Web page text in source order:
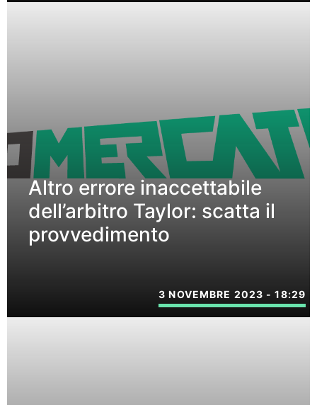
Altro errore inaccettabile
dell’arbitro Taylor: scatta il
provvedimento
3 NOVEMBRE 2023 - 18:29